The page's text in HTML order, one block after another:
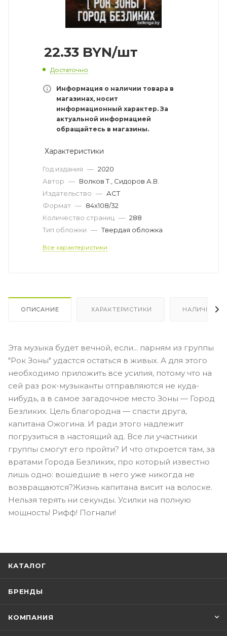
22.33 BYN/шт
Достаточно
Информация о наличии товара в
магазинах, носит
информационный характер. За
актуальной информацией
обращайтесь в магазины.
Характеристики
Год издания — 2020
Автор — Волков Т., Сидоров А.В.
Издательство — АСТ
Формат — 84x108/32
Количество страниц — 288
Тип обложки — Твердая обложка
Все характеристики
ОПИСАНИЕ ХАРАКТЕРИСТИКИ НАЛИЧИЕ
Эта музыка будет вечной, если... парням из группы
"Рок Зоны" удастся остаться в живых. А для этого
необходимо приложить все усилия, потому что на
сей раз рок-музыканты отправляются не куда-
нибудь, а в самое загадочное место Зоны — Город
Безликих. Цель благородна — спасти друга,
капитана Ожогина. И ради этого надлежит
погрузиться в настоящий ад. Все ли участники
группы смогут его пройти? И что откроется там, за
вратами Города Безликих, про который известно
лишь одно: вошедшие в него уже никогда не
возвращаются?Жизнь капитана висит на волоске.
Нельзя терять ни секунды. Усилки на полную
мощность! Рифф! Погнали!
КАТАЛОГ
БРЕНДЫ
КОМПАНИЯ